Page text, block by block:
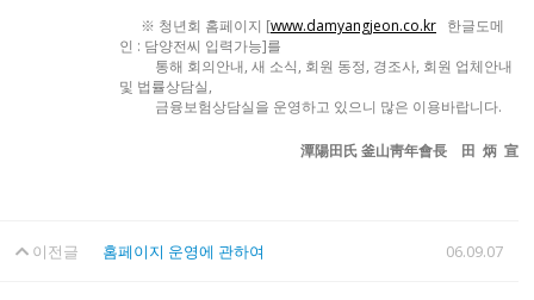
※ 청년회 홈페이지 [www.damyangjeon.co.kr 한글도메
인 : 담양전씨 입력가능]를
통해 회의안내, 새 소식, 회원 동정, 경조사, 회원 업체안내
및 법률상담실,
금융보험상담실을 운영하고 있으니 많은 이용바랍니다.
潭陽田氏 釜山靑年會長 田 炳 宣
이전글 홈페이지 운영에 관하여 06.09.07